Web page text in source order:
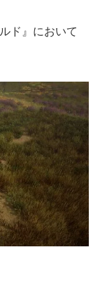
ド』において